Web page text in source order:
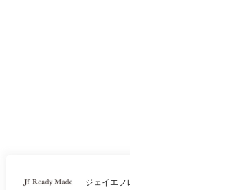
ジェイエフレディメイド